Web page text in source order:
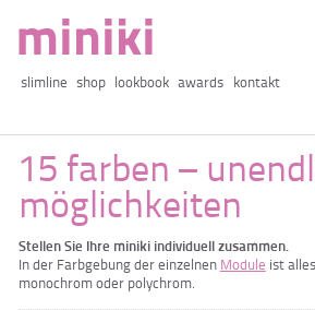
slimline shop lookbook awards kontakt
15 farben –
möglichkeiten
Stellen Sie Ihre miniki individuell zusammen.
In der Farbgebung der einzelnen Module ist
monochrom oder polychrom.